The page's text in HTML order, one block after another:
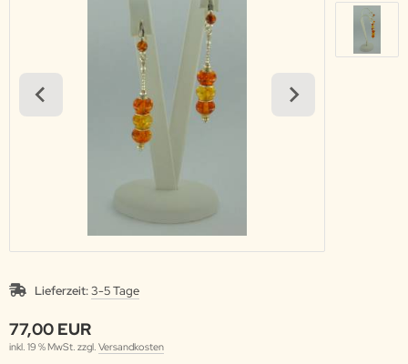
Lieferzeit:3-5 Tage
77,00 EUR
inkl. 19 % MwSt. zzgl. Versandkosten